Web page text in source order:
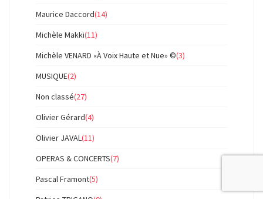
Maurice Daccord(14)
Michèle Makki(11)
Michèle VENARD «À Voix Haute et Nue» ©(3)
MUSIQUE(2)
Non classé(27)
Olivier Gérard(4)
Olivier JAVAL(11)
OPERAS & CONCERTS(7)
Pascal Framont(5)